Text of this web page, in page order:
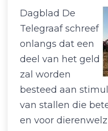
Dagblad De
Telegraaf schreef
onlangs dat een
deel van het geld
zal worden
besteed aan
van stallen die
en voor